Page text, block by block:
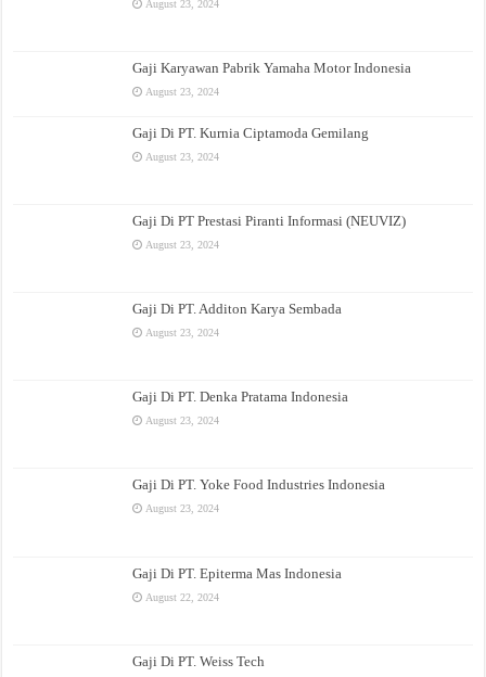
August 23, 2024
Gaji Karyawan Pabrik Yamaha Motor Indonesia
August 23, 2024
Gaji Di PT. Kurnia Ciptamoda Gemilang
August 23, 2024
Gaji Di PT Prestasi Piranti Informasi (NEUVIZ)
August 23, 2024
Gaji Di PT. Additon Karya Sembada
August 23, 2024
Gaji Di PT. Denka Pratama Indonesia
August 23, 2024
Gaji Di PT. Yoke Food Industries Indonesia
August 23, 2024
Gaji Di PT. Epiterma Mas Indonesia
August 22, 2024
Gaji Di PT. Weiss Tech